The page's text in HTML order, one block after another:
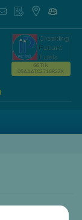
GSTIN
05AAATC2716R2ZK